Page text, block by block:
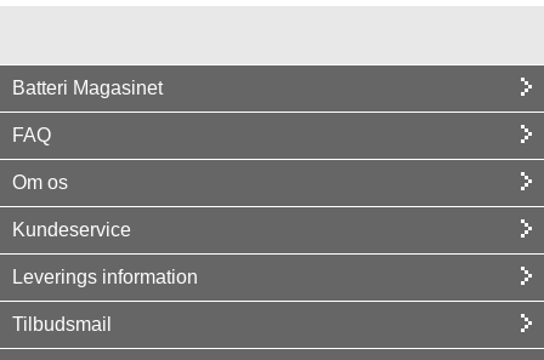
Batteri Magasinet
FAQ
Om os
Kundeservice
Leverings information
Tilbudsmail